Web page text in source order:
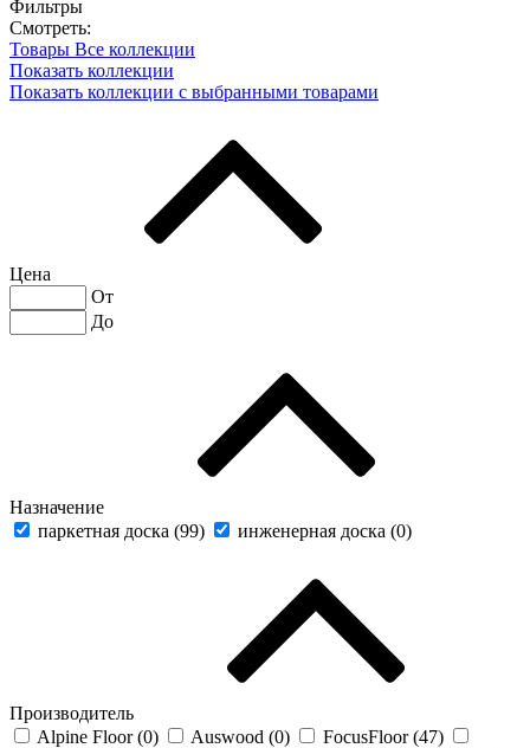
Фильтры
Смотреть:
Товары Все коллекции
Показать коллекции
Показать коллекции с выбранными товарами
Цена
От
До
Назначение
паркетная доска (99) инженерная доска (0)
Производитель
Alpine Floor (0) Auswood (0) FocusFloor (47)